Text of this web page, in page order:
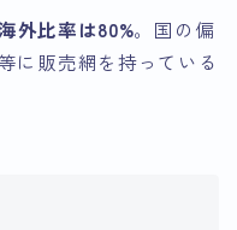
外比率は80%。国の偏
に販売網を持っている